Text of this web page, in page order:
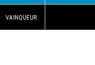
VAINQUEUR